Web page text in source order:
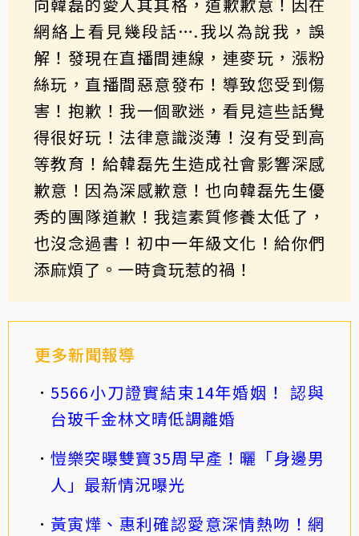
網絡上看見幾段話….我以為說我，誤
解！發現在直播間連線，連麥玩，漲粉
絲玩，直播間惡意發布！導致您受到傷
害！抱歉！我一個歌迷，看見這些話覺
得很好玩！法律意識淡薄！沒有受到高
等教育！給韓磊先生造成社會影響深感
歉意！因為深感歉意！也向韓磊先生優
秀的團隊道歉！我這素質修養太低了，
也沒念過書！初中一年級文化！給你們
添麻煩了。一時貪玩惹的禍！
更多新聞報導
5566小刀證實結束14年婚姻！ 認與
台玻千金林文晴低調離婚
愷樂突曝雙寶35周早產！曬「身邊男
人」最新情況曝光
黃寅燁、惠利確認愛意深情熱吻！網